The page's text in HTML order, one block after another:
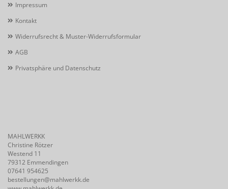
Impressum
Kontakt
Widerrufsrecht & Muster-Widerrufsformular
AGB
Privatsphäre und Datenschutz
MAHLWERKK
Christine Rötzer
Westend 11
79312 Emmendingen
07641 954625
bestellungen@mahlwerkk.de